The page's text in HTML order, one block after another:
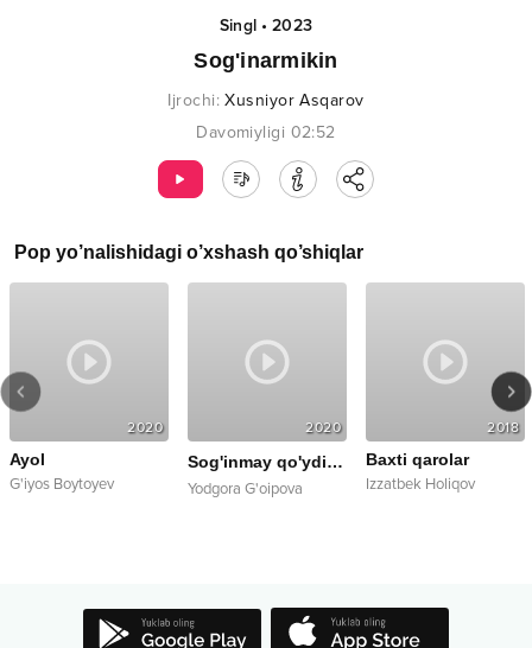
Singl•2023
Sog'inarmikin
Ijrochi:Xusniyor Asqarov
Davomiyligi 02:52
Pop yo’nalishidagi o’xshash qo’shiqlar
2020
Ayol
G'iyos Boytoyev
2020
Sog'inmay qo'ydim
remix
Yodgora G'oipova
2018
Baxti qarolar
Izzatbek Holiqov